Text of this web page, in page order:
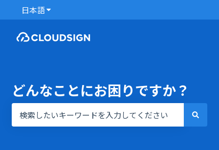
日本語翻訳のサブメニューを表示
どんなことにお困りですか？